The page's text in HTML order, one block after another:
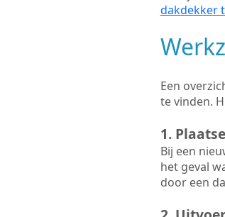
dakdekker
Een
te vinden.
1.
Bij een
het geval
door een